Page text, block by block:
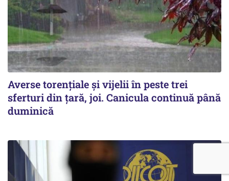
Averse torențiale și vijelii în peste trei
sferturi din țară, joi. Canicula continuă până
duminică